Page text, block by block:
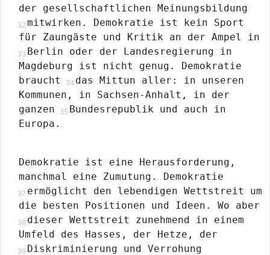
der gesellschaftlichen Meinungsbildung
mitwirken. Demokratie ist kein Sport
für Zaungäste und Kritik an der Ampel in
Berlin oder der Landesregierung in
Magdeburg ist nicht genug. Demokratie
braucht
das Mittun aller: in unseren
Kommunen, in Sachsen-Anhalt, in der
ganzen
Bundesrepublik und auch in
Europa.
Demokratie ist eine Herausforderung,
manchmal eine Zumutung. Demokratie
ermöglicht den lebendigen Wettstreit um
die besten Positionen und Ideen. Wo aber
dieser Wettstreit zunehmend in einem
Umfeld des Hasses, der Hetze, der
Diskriminierung und Verrohung